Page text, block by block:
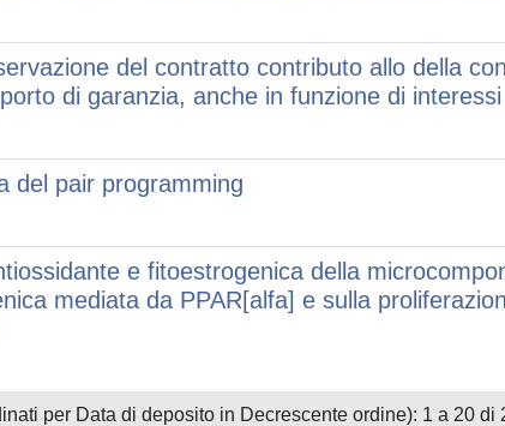
del contratto contributo allo della
di garanzia, anche in funzione di
del pair programming
e fitoestrogenica della
mediata da PPAR[alfa] e sulla
per Data di deposito in Decrescente ordine): 1 a 20 di